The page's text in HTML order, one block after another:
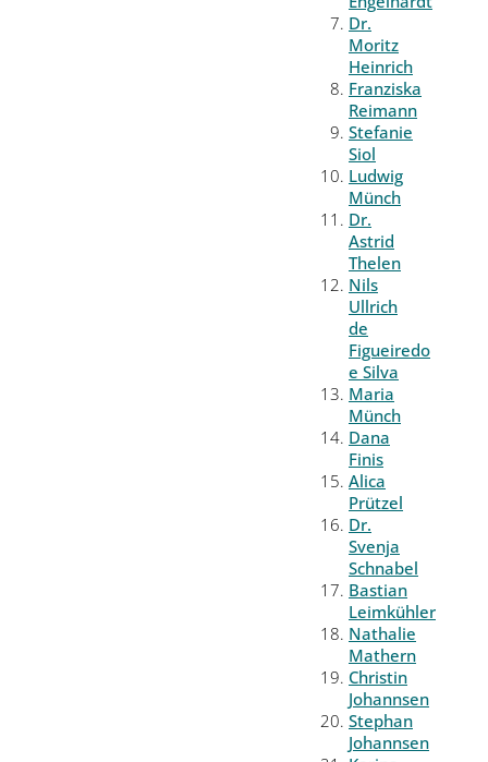
Dr.
Moritz
Heinrich
Franziska
Reimann
Stefanie
Siol
Ludwig
Münch
Dr.
Astrid
Thelen
Nils
Ullrich
de
Figueiredo
e Silva
Maria
Münch
Dana
Finis
Alica
Prützel
Dr.
Svenja
Schnabel
Bastian
Leimkühler
Nathalie
Mathern
Christin
Johannsen
Stephan
Johannsen